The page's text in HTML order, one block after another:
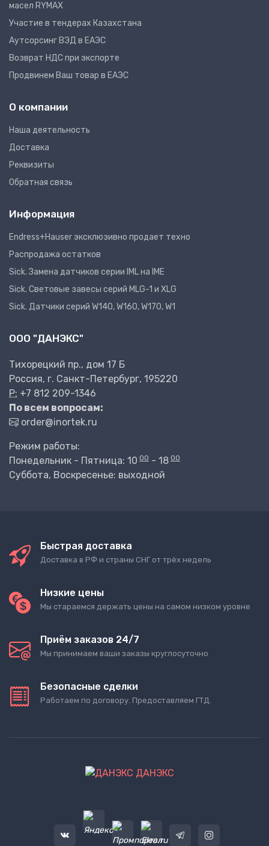
масел RYMAX
Участие в тендерах Казахстана
Аутсорсинг ВЭД в ЕАЭС
Возврат НДС при экспорте
Продвинем Ваш товар в ЕАЭС
О компании
Наша деятельность
Доставка
Реквизиты
Обратная связь
Информация
Endress+Hauser эксклюзивно продает техно
Распродажа остатков
Sick. Замена датчиков серии IML на IME
Sick. Световые завесы серий MLG-1 и XLG
Sick. Датчики серий W140, W160, W170, W1
ООО "ДАНЭКС"
Тихорецкий пр., дом 17 Б
Россия, г. Санкт-Петербург, 195220
P: +7 812 209-1346
По всем вопросам:
order@inortek.ru
Режим работы:
Понедельник - Пятница: 10 00 - 18 00
Суббота, Воскресенье: выходной
Быстрая доставка
Доставка в РФ и страны СНГ от трёх недель
Низкие цены
Мы стараемся держать цены на самом низком уровне
Приём заказов 24/7
Мы принимаем ваши заказы круглосуточно
Безопасные сделки
Работаем по договору. Предоставляем ГТД.
ДАНЭКС